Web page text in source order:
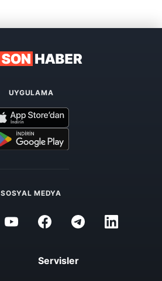
UYGULAMA
SOSYAL MEDYA
Servisler